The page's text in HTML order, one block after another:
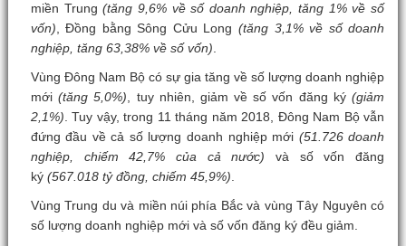
miền Trung(tăng 9,6% về số doanh nghiệp, tăng 1% về số
vốn), Đồng bằng Sông Cửu Long (tăng 3,1% về số doanh
nghiệp, tăng 63,38% về số vốn).
Vùng Đông Nam Bộ có sự gia tăng về số lượng doanh nghiệp
mới(tăng 5,0%), tuy nhiên, giảm về số vốn đăng ký(giảm
2,1%). Tuy vậy, trong 11 tháng năm 2018, Đông Nam Bộ vẫn
đứng đầu về cả số lượng doanh nghiệp mới (51.726 doanh
nghiệp, chiếm 42,7% của cả nước) và số vốn đăng
ký (567.018 tỷ đồng, chiếm 45,9%).
Vùng Trung du và miền núi phía Bắc và vùng Tây Nguyên có
số lượng doanh nghiệp mới và số vốn đăng ký đều giảm.